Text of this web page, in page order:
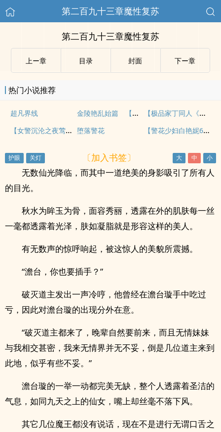
第二百九十三章魔性复苏
第二百九十三章魔性复苏
上ー章 目录 封面 下ー章
热门小说推荐
超凡界线 金陵艳乱始篇 【完结】 【作者不详】
【极品家丁同人《洛神凝珠》】
【女警沉沦之夜莺俱乐部】（第二十章之一）
堕落警花 【警花少妇白艳妮64】连载中
〔加入书签〕
无数仙光降临，而其中一道绝美的身影吸引了所有人
的目光。
秋水为眸玉为骨，面容秀丽，透露在外的肌肤每一丝
一毫都透露着光泽，肤如凝脂就是形容这样的美人。
有无数声的惊呼响起，被这惊人的美貌所震撼。
“澹台，你也要插手？”
破灭道主发出一声冷哼，他曾经在澹台璇手中吃过
亏，因此对澹台璇的出现分外在意。
“破灭道主都来了，晚辈自然要前来，而且无情妹妹
与我相交甚密，我来无情界并无不妥，倒是几位道主来到
此地，似乎有些不妥。”
澹台璇的一举一动都完美无缺，整个人透露着圣洁的
气息，如同九天之上的仙女，嘴上却丝毫不落下风。
其它几位魔王都没有说话，现在不是进行无谓口舌之